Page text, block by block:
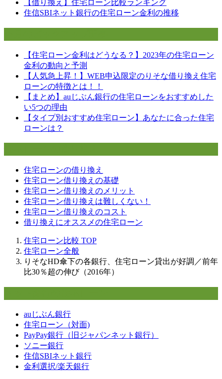
シ
ョ
【借り換え】住宅ローン比較ランキング
住信SBIネット銀行の住宅ローン金利の推移
【住宅ローン金利はどうなる？】2023年の住宅ローン
金利の動向と予測
【人気急上昇！】WEB申込限定のりそな借り換え住宅
ローンの特徴とは！！
【まとめ】auじぶん銀行の住宅ローンをおすすめした
い5つの理由
【タイプ別おすすめ住宅ローン】あなたに合った住宅
ローンは？
住宅ローンの借り換え
住宅ローン借り換えの基礎
住宅ローン借り換えのメリット
住宅ローン借り換えは難しくない！
住宅ローン借り換えのコスト
借り換えにオススメの住宅ローン
住宅ローン比較 TOP
住宅ローン全般
りそなHD傘下の各銀行、住宅ローン貸出が好調／前年
比30％超の伸び（2016年）
auじぶん銀行
住宅ローン（対面)
PayPay銀行（旧ジャパンネット銀行）
ソニー銀行
住信SBIネット銀行
金利選択/楽天銀行